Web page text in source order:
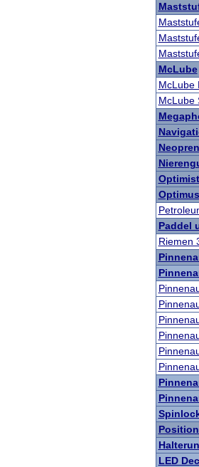
McLube
McLube
McLube
Paddel
Riemen
LED